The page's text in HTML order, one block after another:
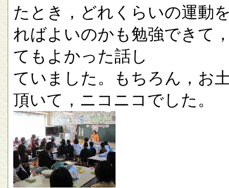
たとき，どれくらいの運動
ればよいのかも勉強できて
てもよかった話し
ていました。もちろん，お
頂いて，ニコニコでした。